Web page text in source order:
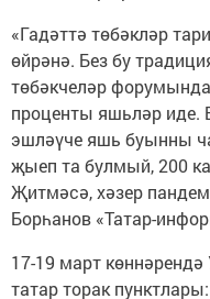
«Гадәттә төбәкләр
өйрәнә. Без бу
төбәкчеләр
проценты яшьләр иде.
эшләүче яшь буынны
җыеп та булмый, 200
Җитмәсә, хәзер
Борһанов «Татар-
17-19 март
татар торак